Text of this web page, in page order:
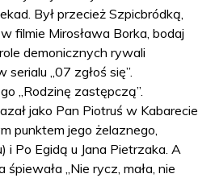
Był przecież Szpicbródką,
filmie Mirosława Borka, bodaj
demonicznych rywali
„07 zgłoś się”.
„Rodzinę zastępczą”.
jako Pan Piotruś w Kabarecie
punktem jego żelaznego,
i Po Egidą u Jana Pietrzaka. A
śpiewała „Nie rycz, mała, nie